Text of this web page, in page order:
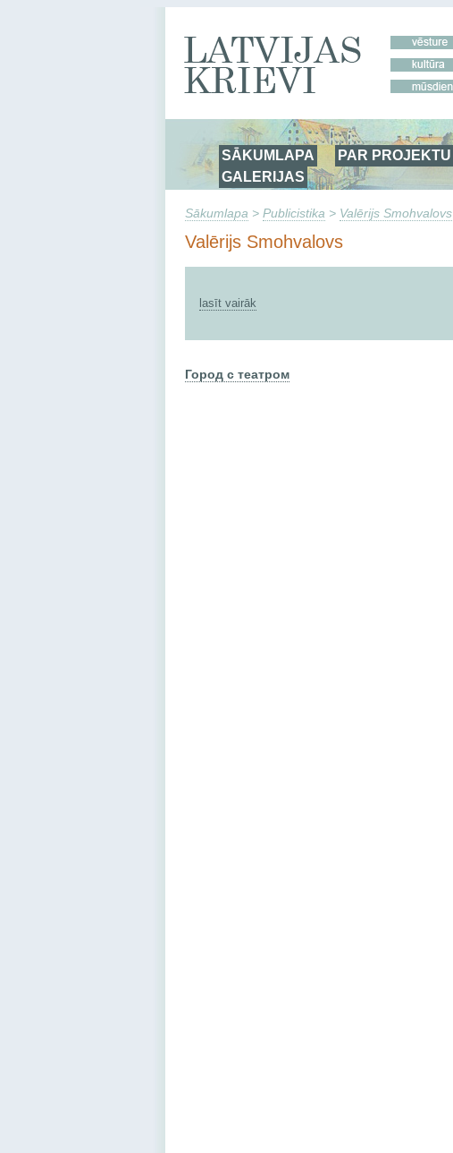
SĀKUMLAPA PAR PROJEKTU
GALERIJAS
Sākumlapa > Publicistika > Valērijs Smohvalovs
Valērijs Smohvalovs
lasīt vairāk
Город с театром